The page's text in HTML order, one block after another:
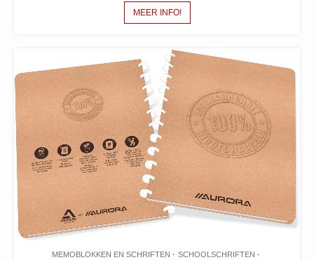
MEER INFO!
MEMOBLOKKEN EN SCHRIFTEN
SCHOOLSCHRIFTEN